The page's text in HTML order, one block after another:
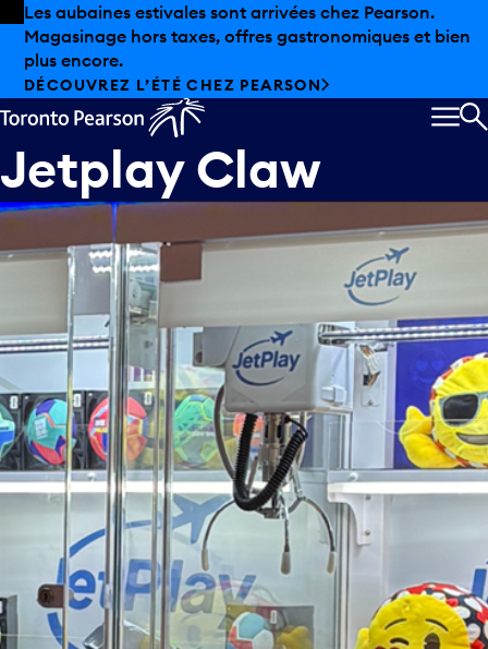
Skip to offers
Passer au contenu principal
Les aubaines estivales sont arrivées chez Pearson.
Magasinage hors taxes, offres gastronomiques et bien
plus encore.
DÉCOUVREZ L’ÉTÉ CHEZ PEARSON
Jetplay Claw